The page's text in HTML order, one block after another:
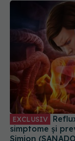
EXCLUSIV Reflux gastroesofagian: cauze,
simptome și
Simion
26 ian 2026, 21:49